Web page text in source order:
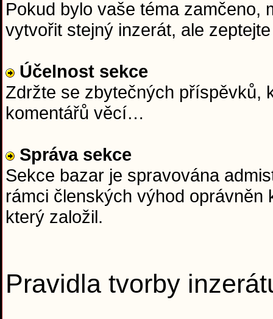
Pokud bylo vaše téma zamčeno,
vytvořit stejný inzerát, ale
Účelnost sekce
Zdržte se zbytečných příspěvků,
komentářů věcí…
Správa sekce
Sekce bazar je spravována
rámci členských výhod
který založil.
Pravidla tvorby